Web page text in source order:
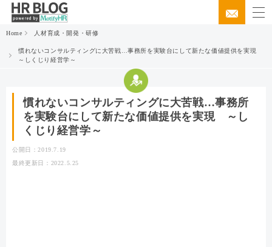
Home 人材育成・開発・研修
慣れないコンサルティングに大苦戦…事務所を実験台にして新たな価値提供を実現
～しくじり経営学～
慣れないコンサルティングに大苦戦…事務所
を実験台にして新たな価値提供を実現 ～し
くじり経営学～
公開日：2019.7.19
最終更新日：2022.5.25